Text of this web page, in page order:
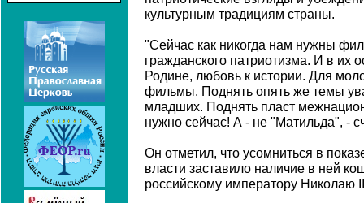
культурным традициям страны.
"Сейчас как никогда нам нужны
гражданского патриотизма. И в их
Родине, любовь к истории. Для
фильмы. Поднять опять же темы
младших. Поднять пласт
нужно сейчас! А - не "Матильда", -
Он отметил, что усомниться в
власти заставило наличие в ней
российскому императору Николаю